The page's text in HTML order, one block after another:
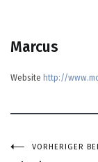
Marcus
Website http://
VORHERIGER